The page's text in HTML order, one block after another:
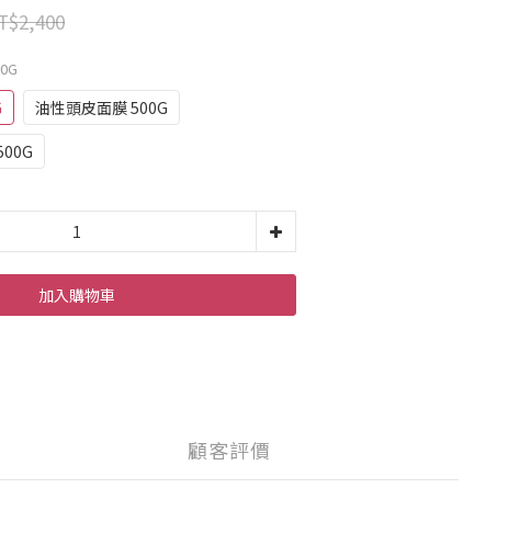
油性頭皮面膜 500G
加入購物車
顧客評價